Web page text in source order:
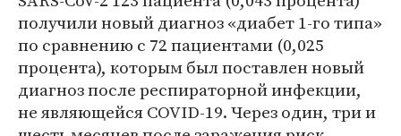
получили новый диагноз «диабет 1-го типа»
по сравнению с 72 пациентами (0,025
процента), которым был поставлен новый
диагноз после респираторной инфекции,
не являющейся COVID-19. Через один, три и